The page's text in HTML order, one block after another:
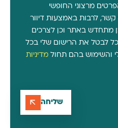
מרצוני החופשי
קשר, לרבות באמצעות דיוור
מתחדש באתר וכן לצרכים
לבטל את הרישום שלי בכל
והשימוש בהם תחול מדיניות
שליחה